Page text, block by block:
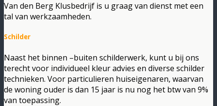
Van den Berg Klusbedrijf is u graag van dienst met een
tal van werkzaamheden.
Schilder
Naast het binnen –buiten schilderwerk, kunt u bij ons
terecht voor individueel kleur advies en diverse schilder
technieken. Voor particulieren huiseigenaren, waarvan
de woning ouder is dan 15 jaar is nu nog het btw van 9%
van toepassing.